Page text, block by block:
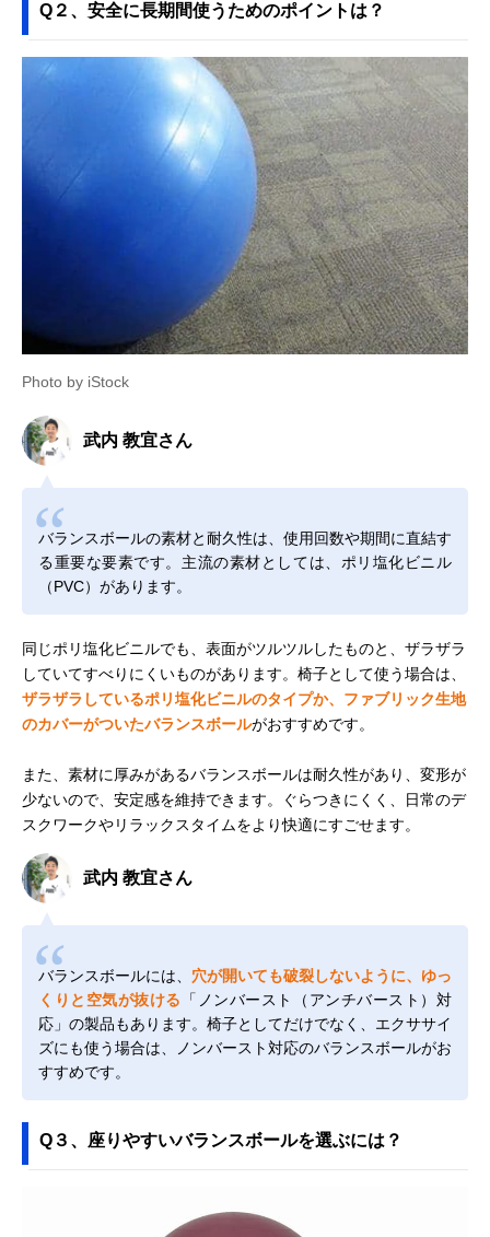
Q２、安全に長期間使うためのポイントは？
Photo by iStock
武内 教宜さん
バランスボールの素材と耐久性は、使用回数や期間に直結す
る重要な要素です。主流の素材としては、ポリ塩化ビニル
（PVC）があります。
同じポリ塩化ビニルでも、表面がツルツルしたものと、ザラザラ
していてすべりにくいものがあります。椅子として使う場合は、
ザラザラしているポリ塩化ビニルのタイプか、ファブリック生地
のカバーがついたバランスボールがおすすめです。
また、素材に厚みがあるバランスボールは耐久性があり、変形が
少ないので、安定感を維持できます。ぐらつきにくく、日常のデ
スクワークやリラックスタイムをより快適にすごせます。
武内 教宜さん
バランスボールには、 穴が開いても破裂しないように、ゆっ
くりと空気が抜ける
「ノンバースト（アンチバースト）対
応」の製品もあります。椅子としてだけでなく、エクササイ
ズにも使う場合は、ノンバースト対応のバランスボールがお
すすめです。
Q３、座りやすいバランスボールを選ぶには？